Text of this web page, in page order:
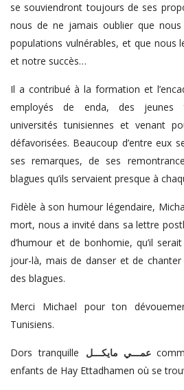
se souviendront toujours de ses
nous de ne jamais oublier que
populations vulnérables, et que nous
et notre succès…
Il a contribué à la formation et
employés de enda, des jeunes
universités tunisiennes et venant
défavorisées. Beaucoup d’entre eux
ses remarques, de ses
blagues qu’ils servaient presque à
Fidèle à son humour légendaire,
mort, nous a invité dans sa lettre
d’humour et de bonhomie, qu’il
jour-là, mais de danser et de
des blagues.
Merci Michael pour ton
Tunisiens.
Dors tranquille عمـــي مايكـــل
enfants de Hay Ettadhamen où se